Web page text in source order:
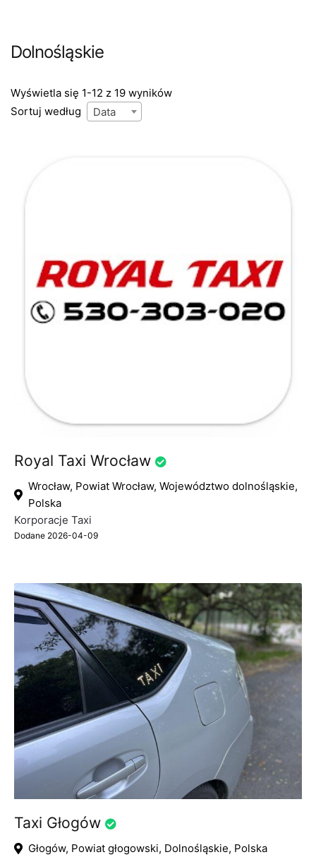
Dolnośląskie
Wyświetla się 1-12 z 19 wyników
Sortuj według
Data
Royal Taxi Wrocław
Wrocław, Powiat Wrocław, Województwo dolnośląskie,
Polska
Korporacje Taxi
Dodane 2026-04-09
Taxi Głogów
Głogów, Powiat głogowski, Dolnośląskie, Polska